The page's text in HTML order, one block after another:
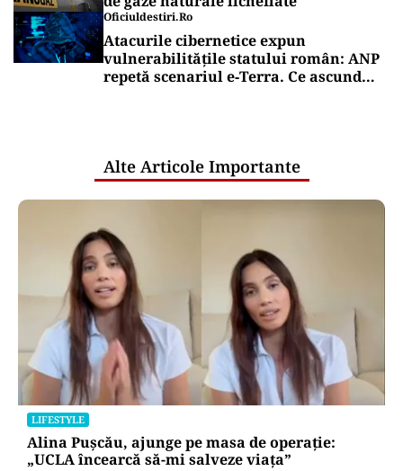
Oficiuldestiri.ro
Atacurile cibernetice expun
vulnerabilitățile statului român: ANP
repetă scenariul e‑Terra. Ce ascund
Alte Articole Importante
LIFESTYLE
Alina Pușcău, ajunge pe masa de operație:
„UCLA încearcă să-mi salveze viața”